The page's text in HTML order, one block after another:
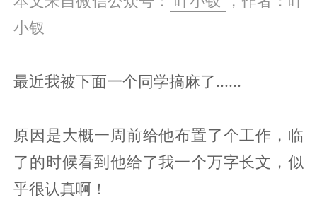
小钗
最近我被下面一个同学搞麻了......
原因是大概一周前给他布置了个工作，临
了的时候看到他给了我一个万字长文，似
乎很认真啊！